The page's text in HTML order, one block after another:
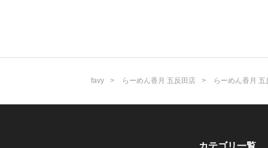
favy らーめん香月 五反田店 らーめん香月
カテゴリ一覧